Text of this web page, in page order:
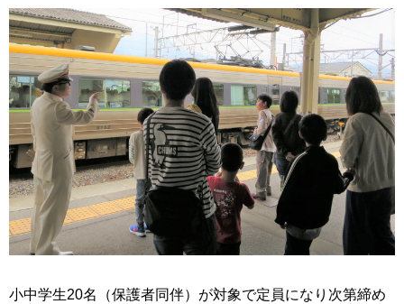
小中学生20名（保護者同伴）が対象で定員になり次第締め